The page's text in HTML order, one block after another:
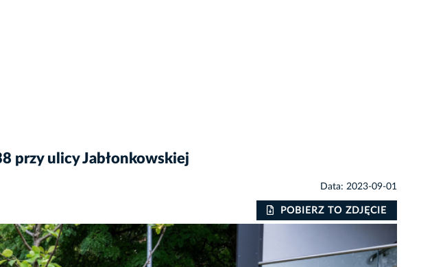
przy ulicy Jabłonkowskiej
Data: 2023-09-01
POBIERZ TO ZDJĘCIE